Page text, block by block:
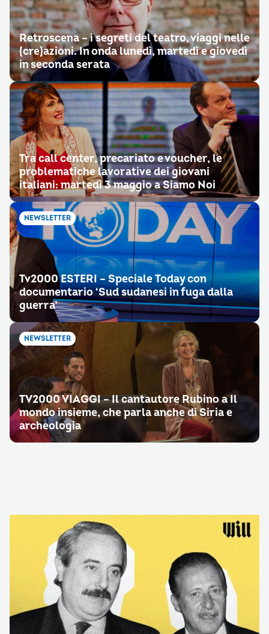
Retroscena – i segreti del teatro, viaggi nelle
{cre}azioni. In onda lunedì, martedì e giovedì
in seconda serata
Tra call center, precariato e voucher, le
problematiche lavorative dei giovani
italiani: martedì 3 maggio a Siamo Noi
NEWSLETTER
Tv2000 ESTERI – Speciale Today con
documentario ‘Sud sudanesi in fuga dalla
guerra’
NEWSLETTER
TV2000 VIAGGI – Il cantautore Rubino a Il
mondo insieme, che parla anche di Siria e
archeologia